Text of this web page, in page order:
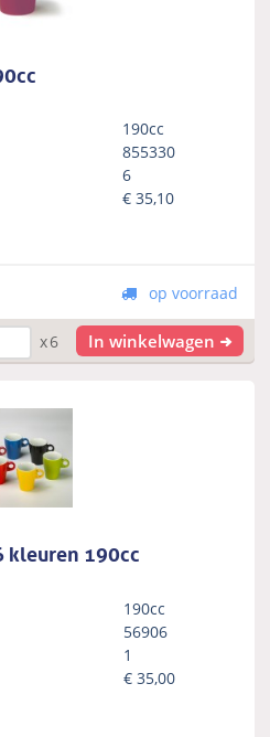
190cc
855330
6
€35,10
op voorraad
x6 In winkelwagen
kleuren 190cc
190cc
56906
1
€35,00